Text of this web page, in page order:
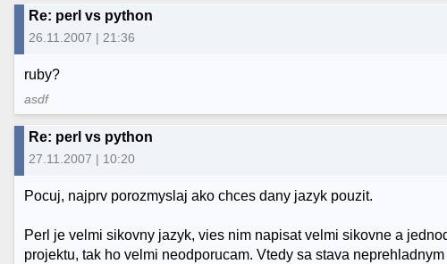
Re: perl vs python
26.11.2007 | 21:36
ruby?
asdf
Re: perl vs python
27.11.2007 | 10:20
Pocuj, najprv porozmyslaj ako chces dany jazyk pouzit.
Perl je velmi sikovny jazyk, vies nim napisat velmi sikovne a
projektu, tak ho velmi neodporucam. Vtedy sa stava